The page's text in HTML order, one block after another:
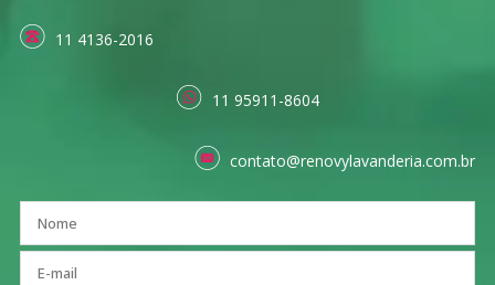
11 4136-2016
11 95911-8604
contato@renovylavanderia.com.br